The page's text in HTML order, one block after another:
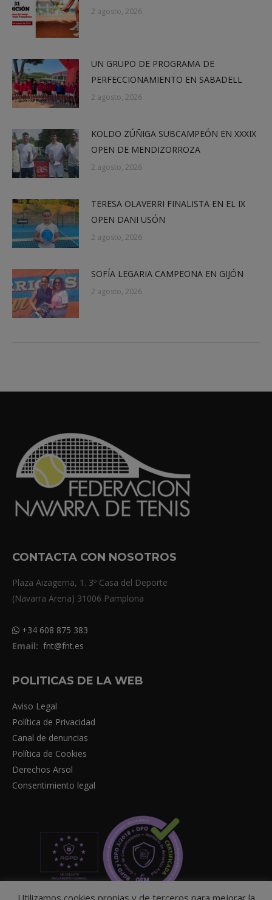
2 agosto, 2026
UN GRUPO DE PROGRAMA DE
PERFECCIONAMIENTO EN SABADELL
2 agosto, 2026
KOLDO ZÚÑIGA SUBCAMPEÓN EN XXXIX
OPEN DE MENDIZORROZA
2 agosto, 2026
TERESA OLAVERRI FINALISTA EN EL IX
OPEN DANI USÓN
2 agosto, 2026
SOFÍA LEGARIA CAMPEONA EN GIJÓN
2 agosto, 2026
CONTACTA CON NOSOTROS
Plaza Aizagerria, 1. 3º Casa del Deporte
(Navarra Arena) 31006 Pamplona
+34 608 875 383
Email: fnt@fnt.es
POLITICAS DE LA WEB
Aviso Legal
Política de Privacidad
Canal de denuncias
Política de Cookies
Derechos Arsol
Consentimiento legal